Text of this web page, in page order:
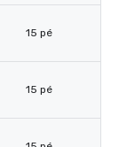
15 pé
15 pé